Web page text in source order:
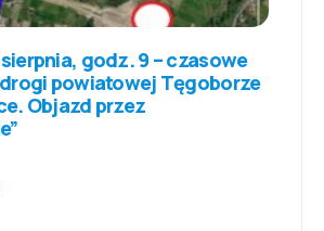
godz. 9 – czasowe
powiatowej Tęgoborze
Objazd przez